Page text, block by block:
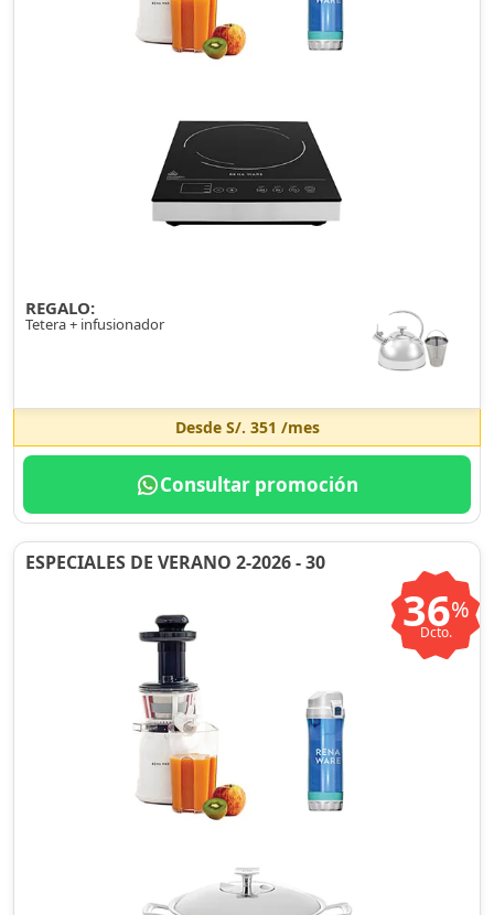
REGALO:
Tetera + infusionador
Desde S/. 351 /mes
Consultar promoción
ESPECIALES DE VERANO 2-2026 - 30
36%
Dcto.